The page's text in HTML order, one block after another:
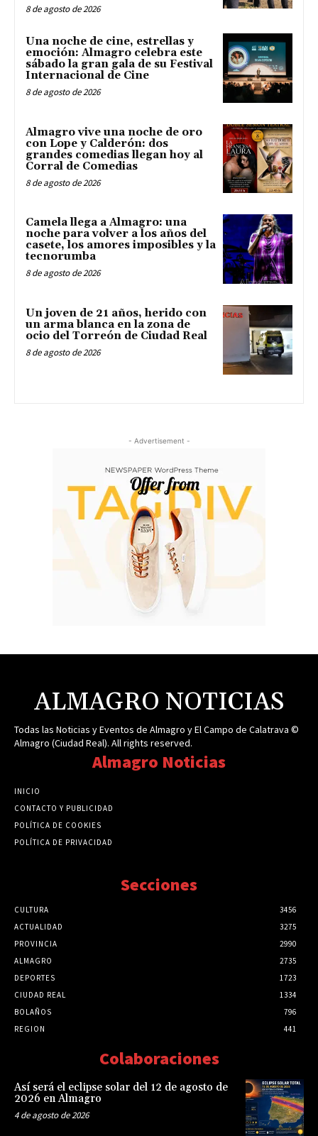
8 de agosto de 2026
Una noche de cine, estrellas y
emoción: Almagro celebra este
sábado la gran gala de su Festival
Internacional de Cine
8 de agosto de 2026
Almagro vive una noche de oro
con Lope y Calderón: dos
grandes comedias llegan hoy al
Corral de Comedias
8 de agosto de 2026
Camela llega a Almagro: una
noche para volver a los años del
casete, los amores imposibles y la
tecnorumba
8 de agosto de 2026
Un joven de 21 años, herido con
un arma blanca en la zona de
ocio del Torreón de Ciudad Real
8 de agosto de 2026
- Advertisement -
ALMAGRO NOTICIAS
Todas las Noticias y Eventos de Almagro y El Campo de Calatrava ©
Almagro (Ciudad Real). All rights reserved.
Almagro Noticias
INICIO
CONTACTO Y PUBLICIDAD
POLÍTICA DE COOKIES
POLÍTICA DE PRIVACIDAD
Secciones
CULTURA
3456
ACTUALIDAD
3275
PROVINCIA
2990
ALMAGRO
2735
DEPORTES
1723
CIUDAD REAL
1334
BOLAÑOS
796
REGION
441
Colaboraciones
Así será el eclipse solar del 12 de agosto de
2026 en Almagro
4 de agosto de 2026